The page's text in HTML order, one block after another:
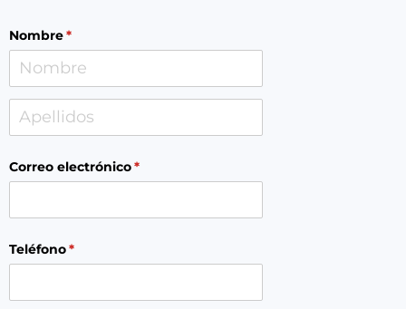
Nombre*
(necesario)
Correo electrónico*
(necesario)
Teléfono*
(necesario)